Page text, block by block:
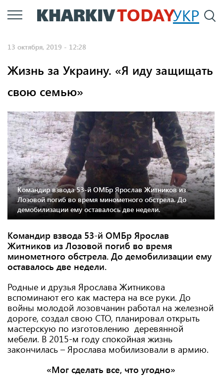
Перейти
к
УКР
13 октября, 2019 - 12:28
Жизнь за Украину. «Я иду защищать
свою семью»
Командир взвода 53-й ОМБр Ярослав Житников из
Лозовой погиб во время минометного обстрела. До
демобилизации ему оставалось две недели.
Командир взвода 53-й ОМБр Ярослав
Житников из Лозовой погиб во время
минометного обстрела. До демобилизации ему
оставалось две недели.
Родные и друзья Ярослава Житникова
вспоминают его как мастера на все руки. До
войны молодой лозовчанин работал на железной
дороге, создал свою СТО, планировал открыть
мастерскую по изготовлению деревянной
мебели. В 2015-м году спокойная жизнь
закончилась – Ярослава мобилизовали в армию.
«Мог сделать все, что угодно»